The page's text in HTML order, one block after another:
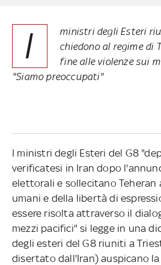
I
ministri degli Esteri
chiedono al regime di
fine alle violenze sui
"Siamo preoccupati"
I ministri degli Esteri del G8
verificatesi in Iran dopo
elettorali e sollecitano
umani e della libertà di
essere risolta attraverso il
mezzi pacifici" si legge in una
degli esteri del G8 riuniti a
disertato dall'Iran) auspicano la